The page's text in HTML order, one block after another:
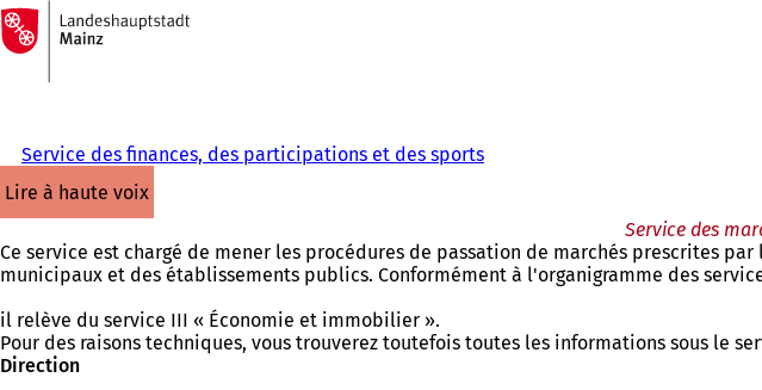
Accéder au contenu
Vers
la
page
d'accueil
Service des finances, des participations et des sports
lire à haute voix
Service des
Ce service est chargé de mener les procédures de passation de marchés prescrites
municipaux et des établissements publics. Conformément à l'organigramme des
il relève du service III « Économie et immobilier ».
Pour des raisons techniques, vous trouverez toutefois toutes les informations sous le
Direction